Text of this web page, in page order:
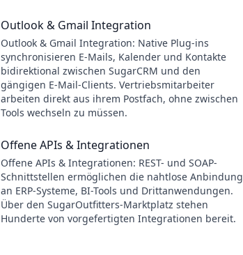
Outlook & Gmail Integration
Outlook & Gmail Integration: Native Plug-ins
synchronisieren E-Mails, Kalender und Kontakte
bidirektional zwischen SugarCRM und den
gängigen E-Mail-Clients. Vertriebsmitarbeiter
arbeiten direkt aus ihrem Postfach, ohne zwischen
Tools wechseln zu müssen.
Offene APIs & Integrationen
Offene APIs & Integrationen: REST- und SOAP-
Schnittstellen ermöglichen die nahtlose Anbindung
an ERP-Systeme, BI-Tools und Drittanwendungen.
Über den SugarOutfitters-Marktplatz stehen
Hunderte von vorgefertigten Integrationen bereit.